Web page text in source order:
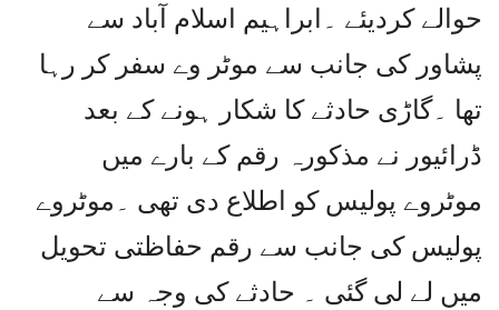
حوالے کردیئے ۔ابراہیم اسلام آباد سے
پشاور کی جانب سے موٹر وے سفر کر رہا
تھا ۔گاڑی حادثے کا شکار ہونے کے بعد
ڈرائیور نے مذکورہ رقم کے بارے میں
موٹروے پولیس کو اطلاع دی تھی ۔موٹروے
پولیس کی جانب سے رقم حفاظتی تحویل
میں لے لی گئی ۔ حادثے کی وجہ سے